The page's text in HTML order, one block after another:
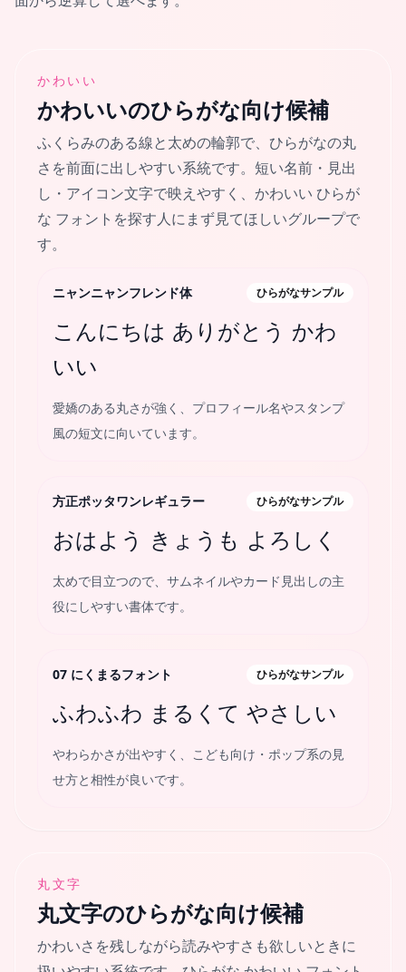
かわいい
かわいいのひらがな向け候補
ふくらみのある線と太めの輪郭で、ひらがなの丸
さを前面に出しやすい系統です。短い名前・見出
し・アイコン文字で映えやすく、かわいい ひらが
な フォントを探す人にまず見てほしいグループで
す。
ニャンニャンフレンド体 ひらがなサンプル
こんにちは ありがとう かわ
いい
愛嬌のある丸さが強く、プロフィール名やスタンプ
風の短文に向いています。
方正ポッタワンレギュラー ひらがなサンプル
おはよう きょうも よろしく
太めで目立つので、サムネイルやカード見出しの主
役にしやすい書体です。
07 にくまるフォント ひらがなサンプル
ふわふわ まるくて やさしい
やわらかさが出やすく、こども向け・ポップ系の見
せ方と相性が良いです。
丸文字
丸文字のひらがな向け候補
かわいさを残しながら読みやすさも欲しいときに